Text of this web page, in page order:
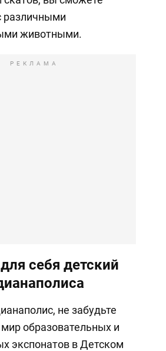
различными
животными.
РЕКЛАМА
себя детский
не забудьте
образовательных и
экспонатов в Детском